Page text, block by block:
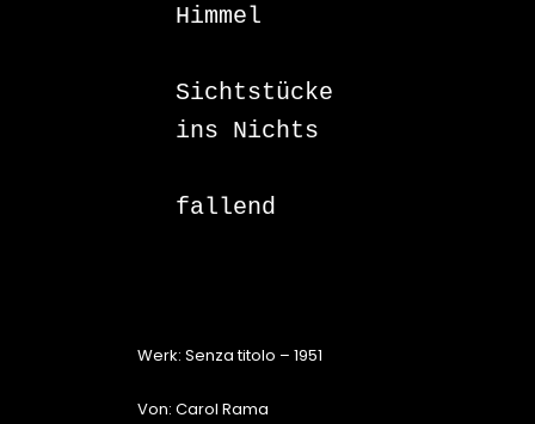
Himmel
Sichtstücke
ins Nichts
fallend
Werk: Senza titolo – 1951
Von: Carol Rama